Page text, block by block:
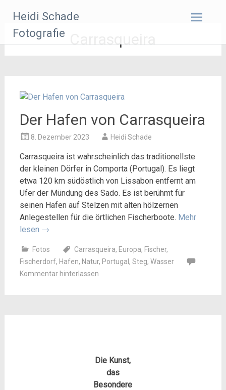
Inhalt
springen
Heidi Schade
Fotografie Carrasqueira
Der Hafen von Carrasqueira
8. Dezember 2023 Heidi Schade
Carrasqueira ist wahrscheinlich das traditionellste
der kleinen Dörfer in Comporta (Portugal). Es liegt
etwa 120 km südöstlich von Lissabon entfernt am
Ufer der Mündung des Sado. Es ist berühmt für
seinen Hafen auf Stelzen mit alten hölzernen
Anlegestellen für die örtlichen Fischerboote. Mehr
lesen →
Fotos Carrasqueira, Europa, Fischer,
Fischerdorf, Hafen, Natur, Portugal , Steg, Wasser
Kommentar hinterlassen
Die Kunst,
das
Besondere